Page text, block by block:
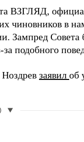
ВЗГЛЯД,
чиновников в
Зампред
подобного
заявил об
▼